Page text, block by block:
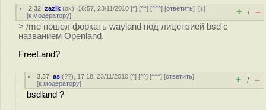
2.32 ,zazik (ok), 16:57, 23/11/2010 [^] [^^] [^^^] [ответить][↓]
[к модератору] + / –
> /me пошел форкать wayland под лицензией bsd с
названием Openland.
FreeLand?
3.37 ,as (??), 17:18, 23/11/2010 [^] [^^] [^^^] [ответить]
[к модератору] + / –
bsdland ?